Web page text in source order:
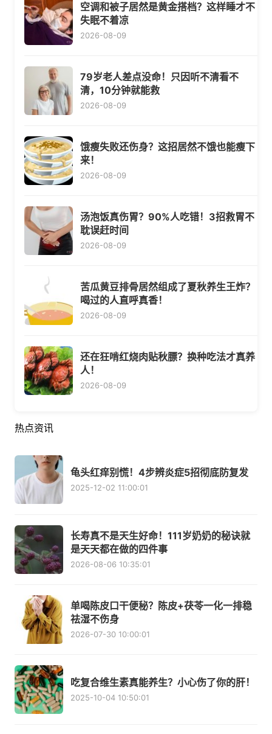
空调和被子居然是黄金搭档？这样睡才不
失眠不着凉
2026-08-09
79岁老人差点没命！只因听不清看不
清，10分钟就能救
2026-08-09
饿瘦失败还伤身？这招居然不饿也能瘦下
来！
2026-08-09
汤泡饭真伤胃？90%人吃错！3招救胃不
耽误赶时间
2026-08-09
苦瓜黄豆排骨居然组成了夏秋养生王炸？
喝过的人直呼真香！
2026-08-09
还在狂啃红烧肉贴秋膘？换种吃法才真养
人！
2026-08-09
热点资讯
龟头红痒别慌！4步辨炎症5招彻底防复发
2025-12-02 11:00:01
长寿真不是天生好命！111岁奶奶的秘诀就
是天天都在做的四件事
2026-08-06 10:35:01
单喝陈皮口干便秘？陈皮+茯苓一化一排稳
祛湿不伤身
2026-07-30 10:00:01
吃复合维生素真能养生？小心伤了你的肝！
2025-10-04 10:50:01